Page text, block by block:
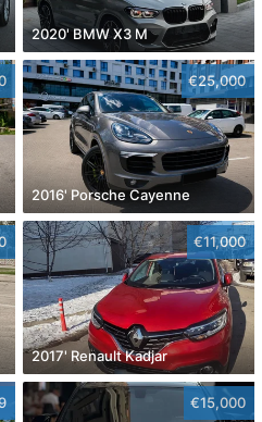
2020' BMW X3 M
€25,000
2016' Porsche Cayenne
€11,000
2017' Renault Kadjar
€15,000